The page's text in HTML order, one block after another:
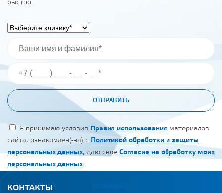
быстро.
ОТПРАВИТЬ
Я принимаю условия Правил использования материалов
сайта, ознакомлен(-на) с Политикой обработки и защиты
персональных данных, даю свое Согласие на обработку моих
персональных данных.
КОНТАКТЫ